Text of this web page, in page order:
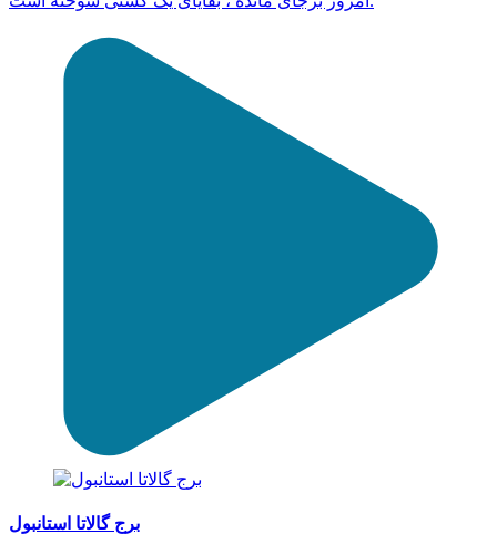
برج گالاتا استانبول